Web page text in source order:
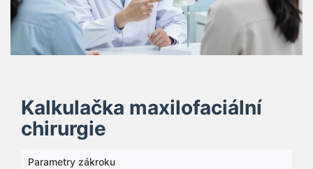
Kalkulačka maxilofaciální
chirurgie
Parametry zákroku